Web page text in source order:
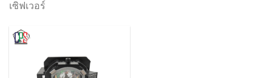
เซิฟเวอร์